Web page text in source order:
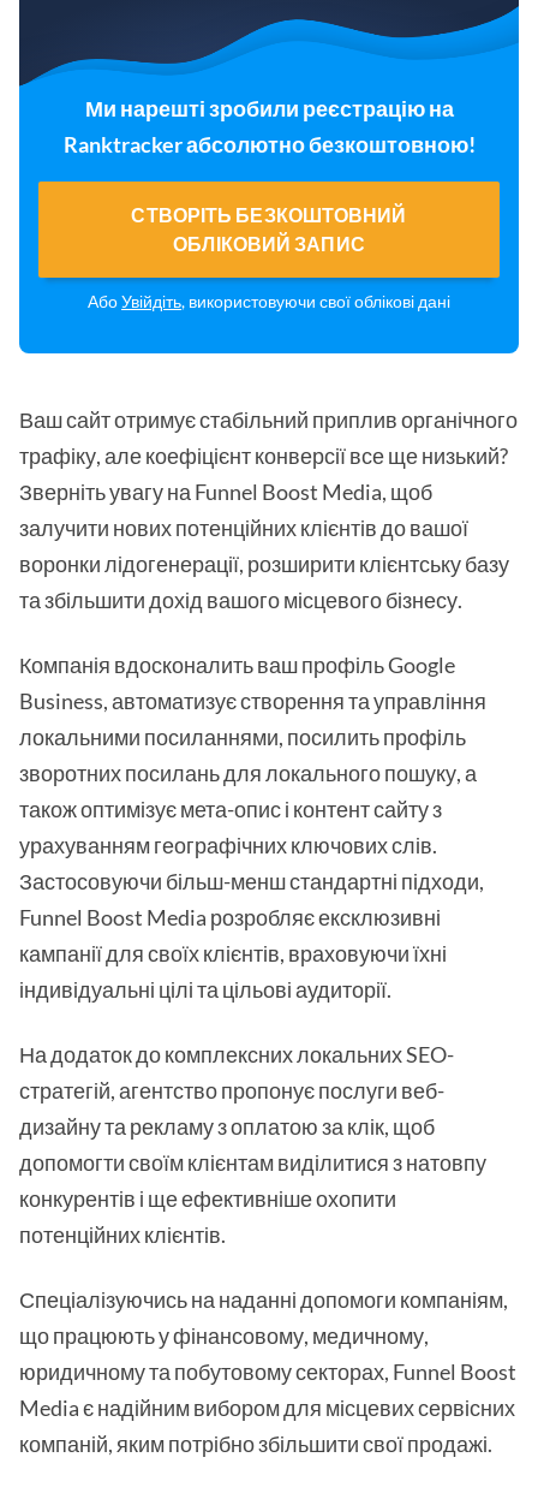
Ми нарешті зробили реєстрацію на
Ranktracker абсолютно безкоштовною!
СТВОРІТЬ БЕЗКОШТОВНИЙ
ОБЛІКОВИЙ ЗАПИС
АбоУвійдіть, використовуючи свої облікові дані
Ваш сайт отримує стабільний приплив органічного
трафіку, але коефіцієнт конверсії все ще низький?
Зверніть увагу на Funnel Boost Media, щоб
залучити нових потенційних клієнтів до вашої
воронки лідогенерації, розширити клієнтську базу
та збільшити дохід вашого місцевого бізнесу.
Компанія вдосконалить ваш профіль Google
Business, автоматизує створення та управління
локальними посиланнями, посилить профіль
зворотних посилань для локального пошуку, а
також оптимізує мета-опис і контент сайту з
урахуванням географічних ключових слів.
Застосовуючи більш-менш стандартні підходи,
Funnel Boost Media розробляє ексклюзивні
кампанії для своїх клієнтів, враховуючи їхні
індивідуальні цілі та цільові аудиторії.
На додаток до комплексних локальних SEO-
стратегій, агентство пропонує послуги веб-
дизайну та рекламу з оплатою за клік, щоб
допомогти своїм клієнтам виділитися з натовпу
конкурентів і ще ефективніше охопити
потенційних клієнтів.
Спеціалізуючись на наданні допомоги компаніям,
що працюють у фінансовому, медичному,
юридичному та побутовому секторах, Funnel Boost
Media є надійним вибором для місцевих сервісних
компаній, яким потрібно збільшити свої продажі.